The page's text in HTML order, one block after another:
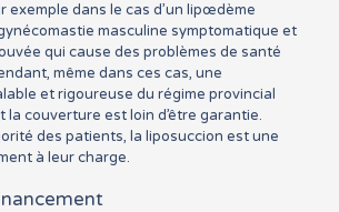
exemple dans le cas d’un lipœdème
masculine symptomatique et
qui cause des problèmes de santé
même dans ces cas, une
et rigoureuse du régime provincial
la couverture est loin d’être garantie.
des patients, la liposuccion est une
à leur charge.